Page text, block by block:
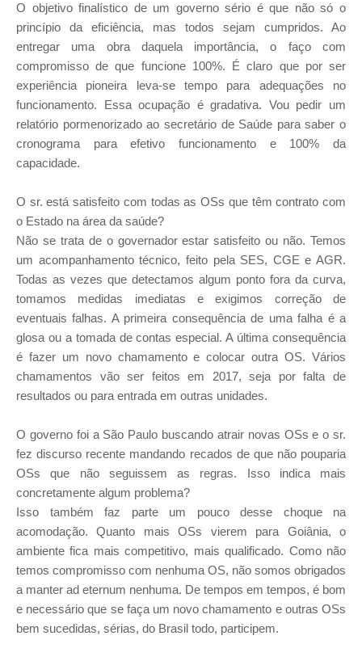
O objetivo finalístico de um governo sério é que não só o
princípio da eficiência, mas todos sejam cumpridos. Ao
entregar uma obra daquela importância, o faço com
compromisso de que funcione 100%. É claro que por ser
experiência pioneira leva-se tempo para adequações no
funcionamento. Essa ocupação é gradativa. Vou pedir um
relatório pormenorizado ao secretário de Saúde para saber o
cronograma para efetivo funcionamento e 100% da
capacidade.
O sr. está satisfeito com todas as OSs que têm contrato com
o Estado na área da saúde?
Não se trata de o governador estar satisfeito ou não. Temos
um acompanhamento técnico, feito pela SES, CGE e AGR.
Todas as vezes que detectamos algum ponto fora da curva,
tomamos medidas imediatas e exigimos correção de
eventuais falhas. A primeira consequência de uma falha é a
glosa ou a tomada de contas especial. A última consequência
é fazer um novo chamamento e colocar outra OS. Vários
chamamentos vão ser feitos em 2017, seja por falta de
resultados ou para entrada em outras unidades.
O governo foi a São Paulo buscando atrair novas OSs e o sr.
fez discurso recente mandando recados de que não pouparia
OSs que não seguissem as regras. Isso indica mais
concretamente algum problema?
Isso também faz parte um pouco desse choque na
acomodação. Quanto mais OSs vierem para Goiânia, o
ambiente fica mais competitivo, mais qualificado. Como não
temos compromisso com nenhuma OS, não somos obrigados
a manter ad eternum nenhuma. De tempos em tempos, é bom
e necessário que se faça um novo chamamento e outras OSs
bem­ sucedidas, sérias, do Brasil todo, participem.